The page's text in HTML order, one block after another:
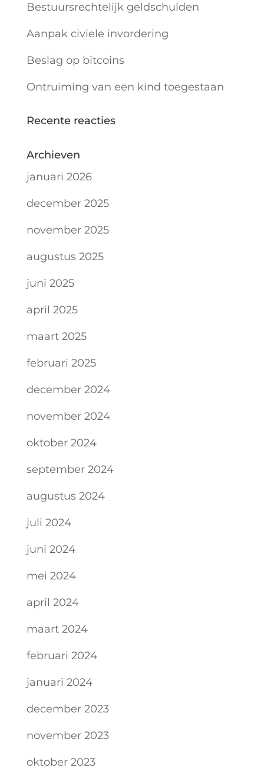
Bestuursrechtelijk geldschulden
Aanpak civiele invordering
Beslag op bitcoins
Ontruiming van een kind toegestaan
Recente reacties
Archieven
januari 2026
december 2025
november 2025
augustus 2025
juni 2025
april 2025
maart 2025
februari 2025
december 2024
november 2024
oktober 2024
september 2024
augustus 2024
juli 2024
juni 2024
mei 2024
april 2024
maart 2024
februari 2024
januari 2024
december 2023
november 2023
oktober 2023